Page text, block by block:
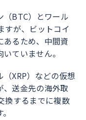
（BTC）とワール
すが、ビットコイ
あるため、中間資
ていません。
XRP）などの仮想
、送金先の海外取
換するまでに複数